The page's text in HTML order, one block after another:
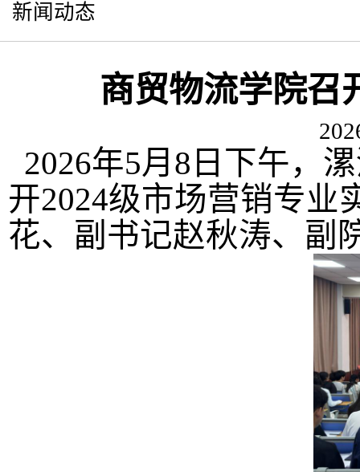
新闻动态
商贸物流学院召
2026年5月8日下午，
开2024级市场营销专业
花、副书记赵秋涛、副